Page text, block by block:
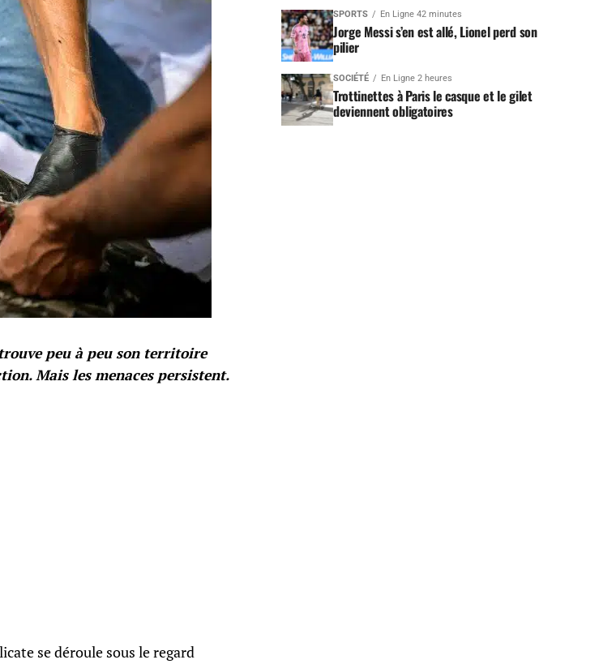
peu à peu son territoire
Mais les menaces persistent.
se déroule sous le regard
SPORTS En Ligne 42 minutes
Jorge Messi s’en est allé, Lionel perd son
pilier
SOCIÉTÉ En Ligne 2 heures
Trottinettes à Paris le casque et le gilet
deviennent obligatoires